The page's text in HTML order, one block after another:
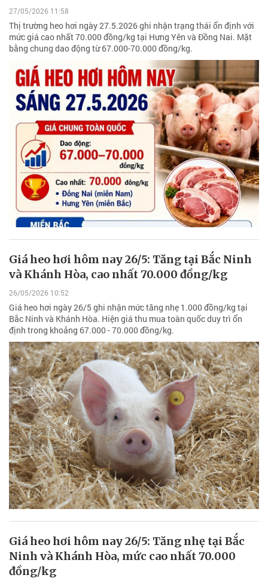
27/05/2026 11:58
Thị trường heo hơi ngày 27.5.2026 ghi nhận trạng thái ổn định với
mức giá cao nhất 70.000 đồng/kg tại Hưng Yên và Đồng Nai. Mặt
bằng chung dao động từ 67.000-70.000 đồng/kg.
Giá heo hơi hôm nay 26/5: Tăng tại Bắc Ninh
và Khánh Hòa, cao nhất 70.000 đồng/kg
26/05/2026 10:52
Giá heo hơi ngày 26/5 ghi nhận mức tăng nhẹ 1.000 đồng/kg tại
Bắc Ninh và Khánh Hòa. Hiện giá thu mua toàn quốc duy trì ổn
định trong khoảng 67.000 - 70.000 đồng/kg.
Giá heo hơi hôm nay 26/5: Tăng nhẹ tại Bắc
Ninh và Khánh Hòa, mức cao nhất 70.000
đồng/kg